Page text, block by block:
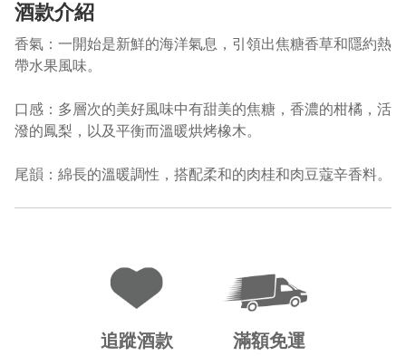
酒款介紹
香氣：一開始是新鮮的海洋氣息，引領出焦糖香草和隱約熱
帶水果風味。
口感：多層次的美好風味中有甜美的焦糖，香濃的柑橘，活
潑的鳳梨，以及平衡而溫暖烘烤橡木。
尾韻：綿長的溫暖調性，搭配柔和的肉桂和肉豆蔻辛香料。
追蹤酒款 滿額免運